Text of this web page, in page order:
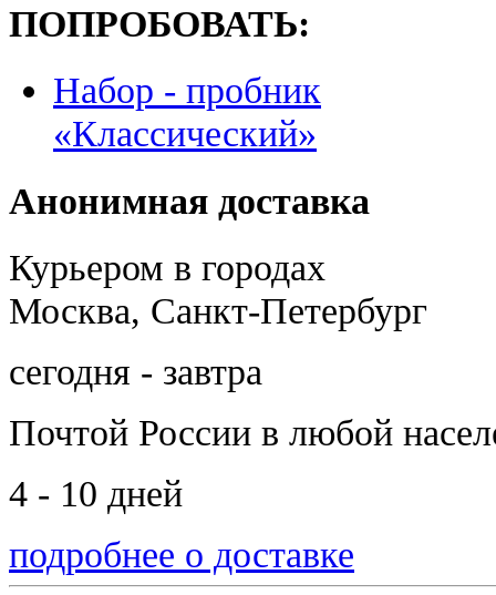
ПОПРОБОВАТЬ:
Набор - пробник
«Классический»
Анонимная доставка
Курьером в городах
Москва, Санкт-Петербург
сегодня - завтра
Почтой России в любой
4 - 10 дней
подробнее о доставке